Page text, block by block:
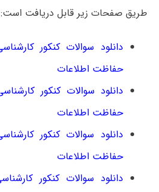
طریق صفحات زیر قابل دریافت است:
حفاظت اطلاعات
حفاظت اطلاعات
حفاظت اطلاعات